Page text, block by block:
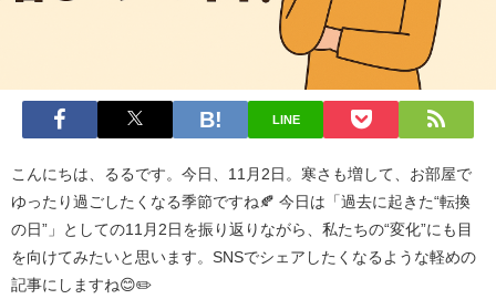
LINE
こんにちは、るるです。今日、11月2日。寒さも増して、お部屋で
ゆったり過ごしたくなる季節ですね🍂 今日は「過去に起きた“転換
の日”」としての11月2日を振り返りながら、私たちの“変化”にも目
を向けてみたいと思います。SNSでシェアしたくなるような軽めの
記事にしますね😊✏️